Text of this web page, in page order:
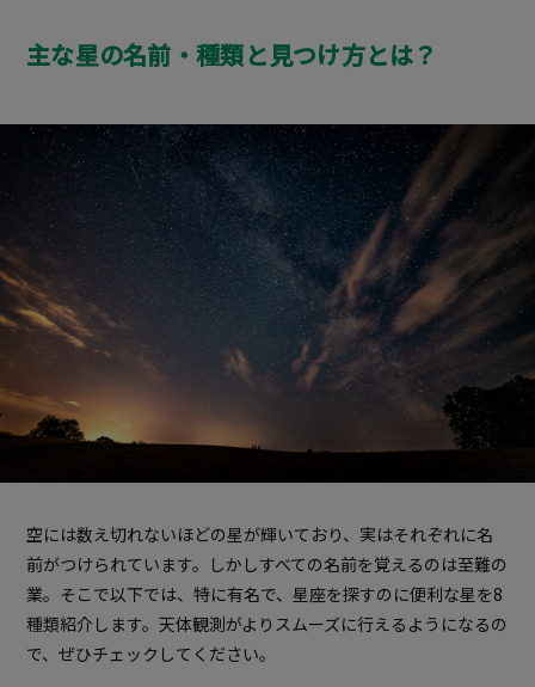
主な星の名前・種類と見つけ方とは？
空には数え切れないほどの星が輝いており、実はそれぞれに名
前がつけられています。しかしすべての名前を覚えるのは至難の
業。そこで以下では、特に有名で、星座を探すのに便利な星を8
種類紹介します。天体観測がよりスムーズに行えるようになるの
で、ぜひチェックしてください。